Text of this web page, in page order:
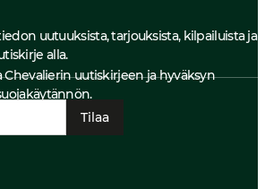
uutuuksista, tarjouksista, kilpailuista ja
alla.
Chevalierin uutiskirjeen ja hyväksyn
Tilaa